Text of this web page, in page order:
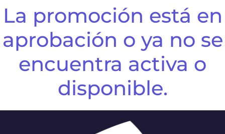
La promoción está en
aprobación o ya no se
encuentra activa o
disponible.